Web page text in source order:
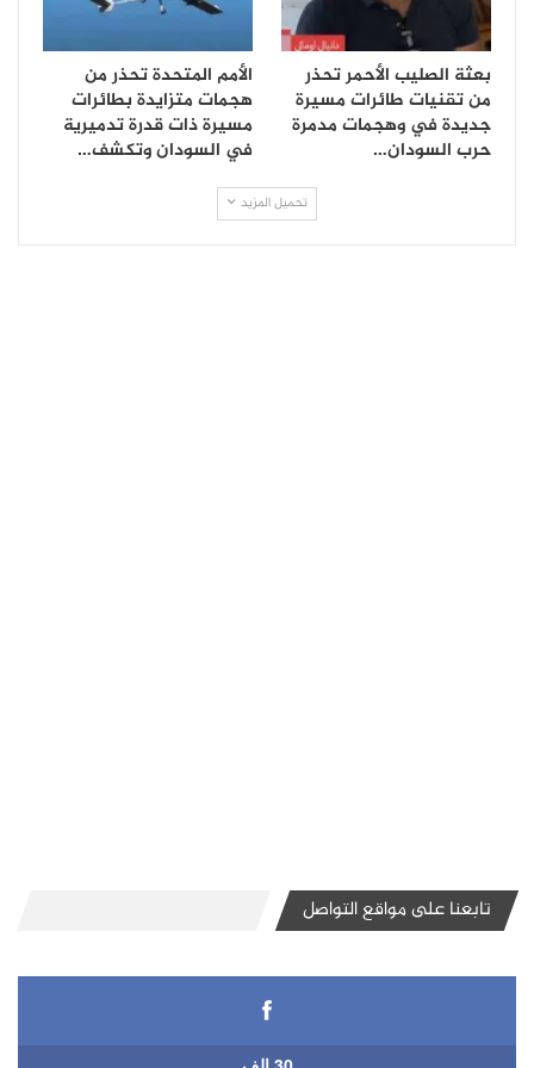
بعثة الصليب الأحمر تحذر
من تقنيات طائرات مسيرة
جديدة في وهجمات مدمرة
حرب السودان…
الأمم المتحدة تحذر من
هجمات متزايدة بطائرات
مسيرة ذات قدرة تدميرية
في السودان وتكشف…
تحميل المزيد
تابعنا على مواقع التواصل